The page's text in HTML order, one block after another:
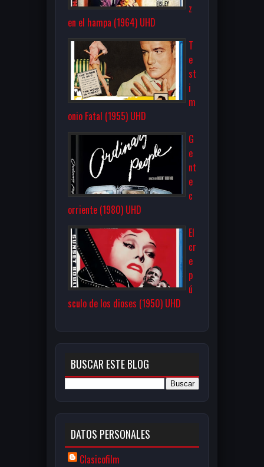
z
en el hampa (1964) UHD
T
e
st
i
m
onio Fatal (1955) UHD
G
e
nt
e
c
orriente (1980) UHD
El
cr
e
p
ú
sculo de los dioses (1950) UHD
BUSCAR ESTE BLOG
DATOS PERSONALES
Clasicofilm